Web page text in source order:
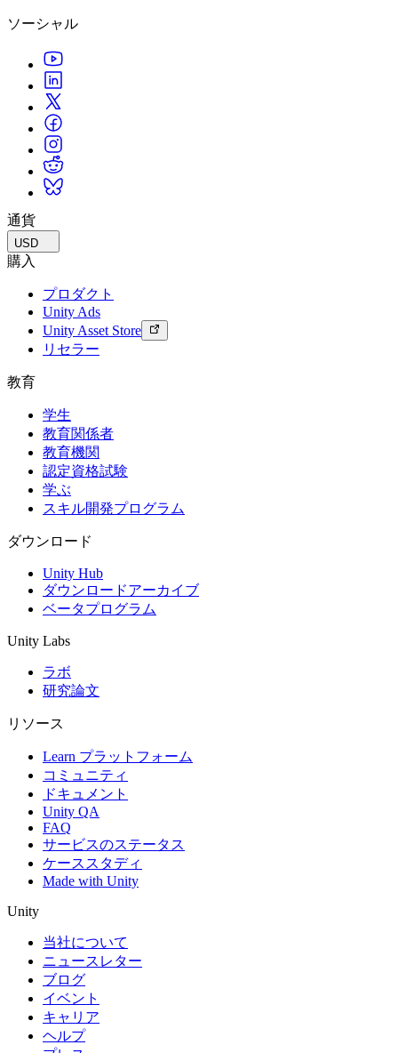
ソーシャル
通貨
USD
購入
プロダクト
Unity Ads
Unity Asset Store
リセラー
教育
学生
教育関係者
教育機関
認定資格試験
学ぶ
スキル開発プログラム
ダウンロード
Unity Hub
ダウンロードアーカイブ
ベータプログラム
Unity Labs
ラボ
研究論文
リソース
Learn プラットフォーム
コミュニティ
ドキュメント
Unity QA
FAQ
サービスのステータス
ケーススタディ
Made with Unity
Unity
当社について
ニュースレター
ブログ
イベント
キャリア
ヘルプ